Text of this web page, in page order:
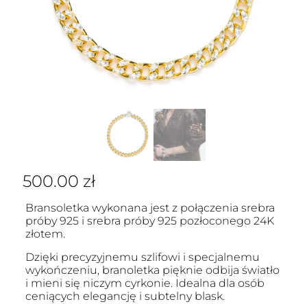
500.00 zł
Bransoletka wykonana jest z połączenia srebra
próby 925 i srebra próby 925 pozłoconego 24K
złotem.
Dzięki precyzyjnemu szlifowi i specjalnemu
wykończeniu, branoletka pięknie odbija światło
i mieni się niczym cyrkonie. Idealna dla osób
ceniących elegancję i subtelny blask.